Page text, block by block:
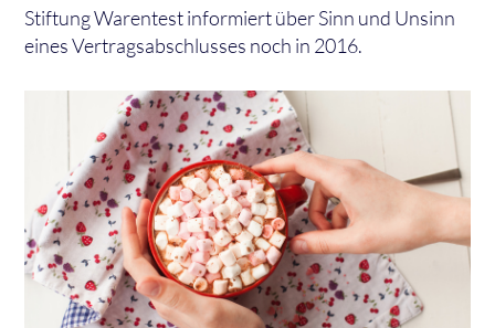
Stiftung Warentest informiert über Sinn und Unsinn
eines Vertragsabschlusses noch in 2016.